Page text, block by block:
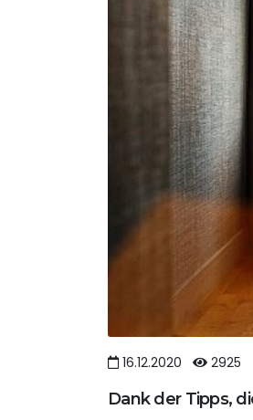
16.12.2020 2925
Dank der Tipps,